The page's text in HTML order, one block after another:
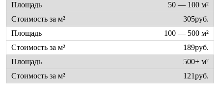
50 — 100 м²
305руб.
100 — 500 м²
189руб.
500+ м²
121руб.